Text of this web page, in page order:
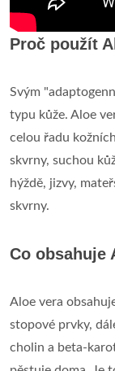
Proč použít
Svým
typu kůže. Aloe
celou řadu
skvrny, suchou
hýždě, jizvy,
skvrny.
Co obsahuje
Aloe vera
stopové prvky,
cholin a beta-